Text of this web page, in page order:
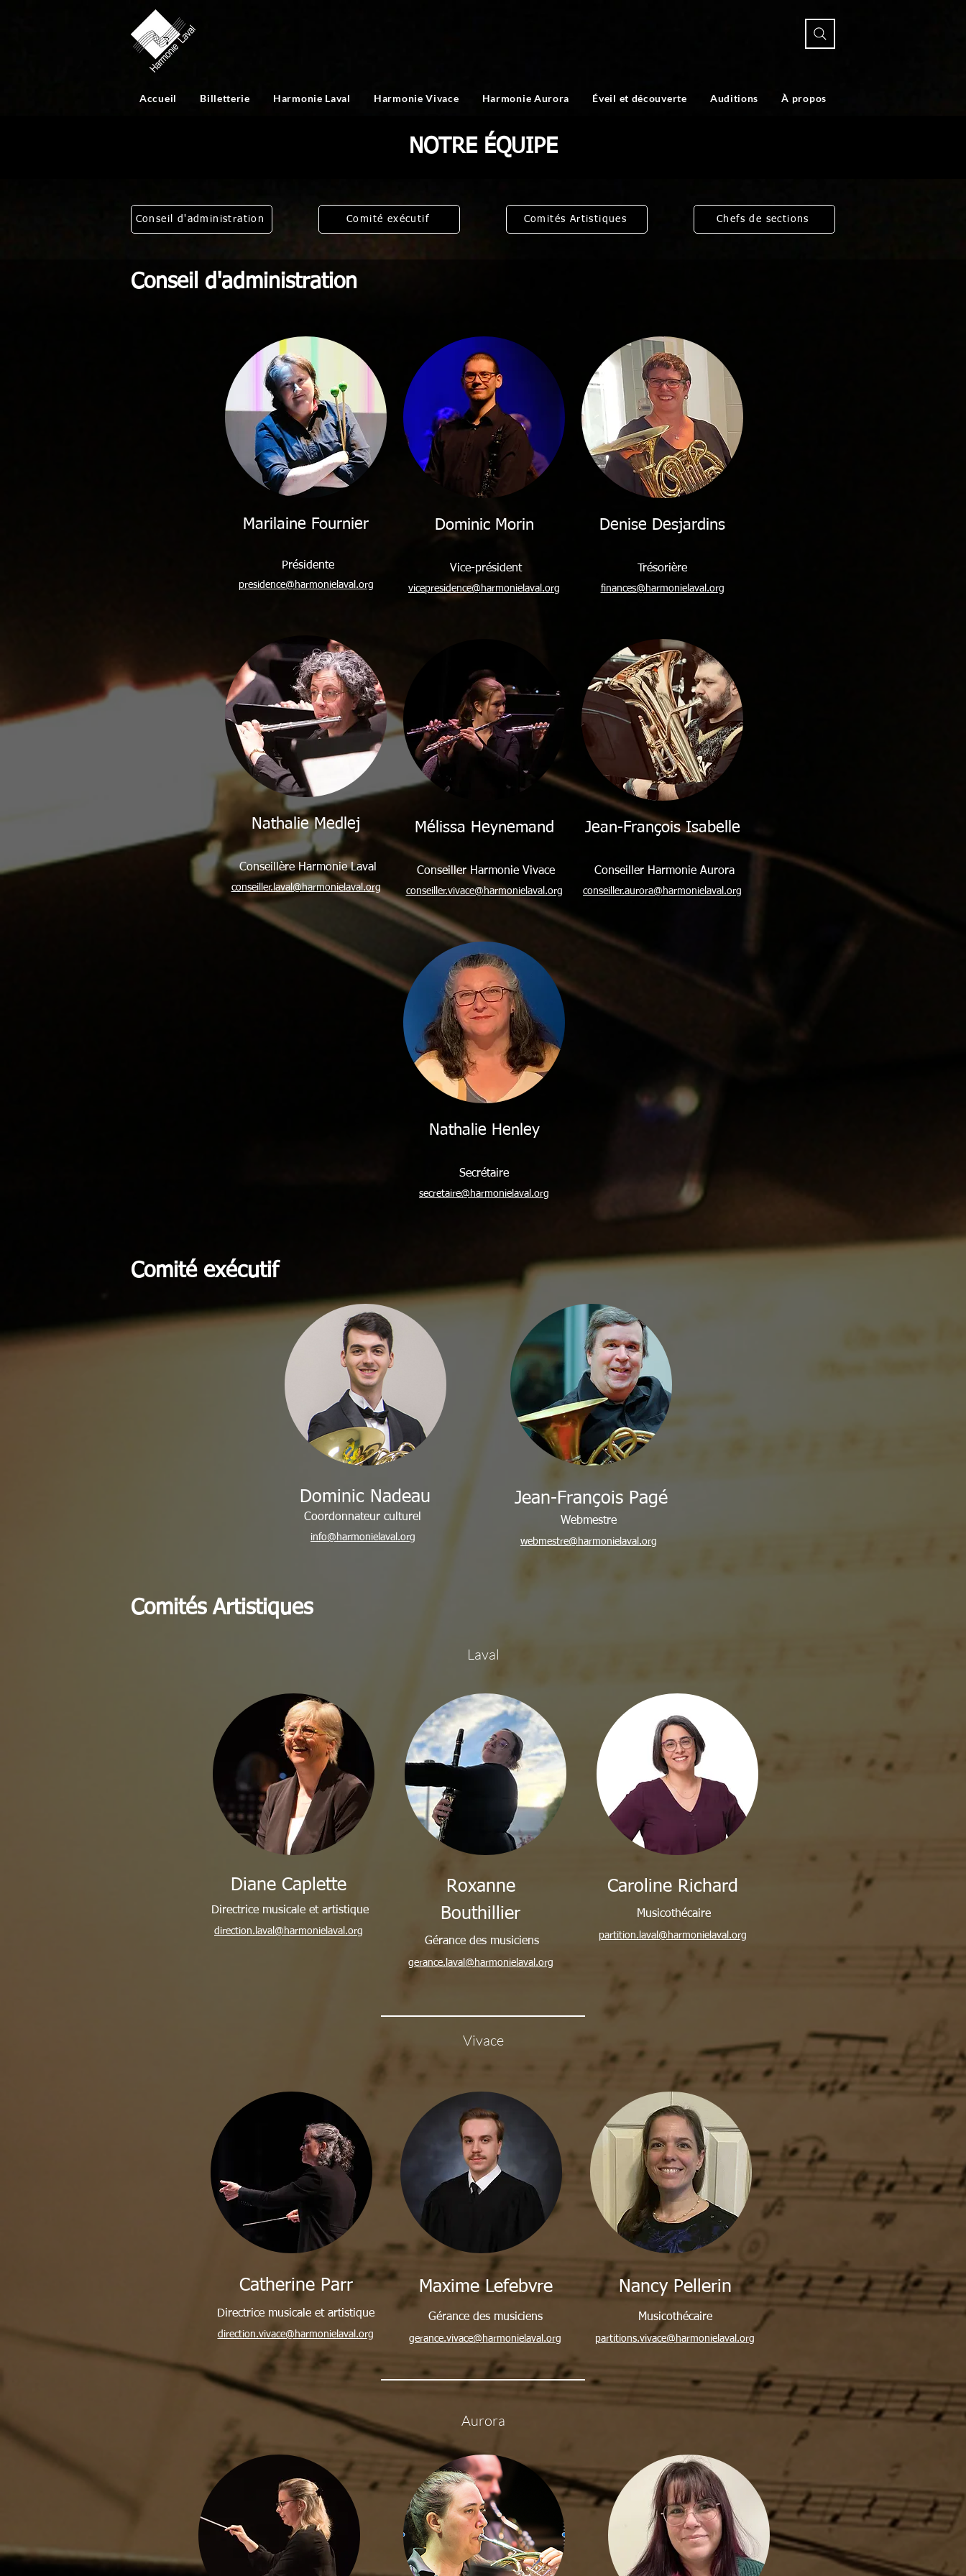
Accueil Billetterie Harmonie Laval Harmonie Vivace Harmonie Aurora Éveil et découverte Auditions À propos
NOTRE ÉQUIPE
Conseil d'administration Comité exécutif Comités Artistiques Chefs de sections
Conseil d'administration
Marilaine Fournier
Présidente
presidence@harmonielaval.org
Nathalie Medlej
Conseillère Harmonie Laval
conseiller.laval@harmonielaval.org
Dominic Morin
Vice-président
vicepresidence@harmonielaval.org
Mélissa Heynemand
Conseiller Harmonie Vivace
conseiller.vivace@harmonielaval.org
Denise Desjardins
Trésorière
finances@harmonielaval.org
Jean-François Isabelle
Conseiller Harmonie Aurora
conseiller.aurora@harmonielaval.org
Nathalie Henley
Secrétaire
secretaire@harmonielaval.org
Comité exécutif
Dominic Nadeau
Coordonnateur culturel
info@harmonielaval.org
Jean-François Pagé
Webmestre
webmestre@harmonielaval.org
Comités Artistiques
Laval
Diane Caplette
Directrice musicale et artistique
direction.laval@harmonielaval.org
Roxanne
Bouthillier
Gérance des musiciens
gerance.laval@harmonielaval.org
Caroline Richard
Musicothécaire
partition.laval@harmonielaval.org
Vivace
Catherine Parr
Directrice musicale et artistique
direction.vivace@harmonielaval.org
Maxime Lefebvre
Gérance des musiciens
gerance.vivace@harmonielaval.org
Nancy Pellerin
Musicothécaire
partitions.vivace@harmonielaval.org
Aurora